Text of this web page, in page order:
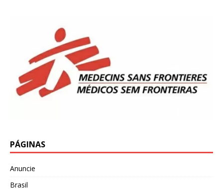
PÁGINAS
Anuncie
Brasil